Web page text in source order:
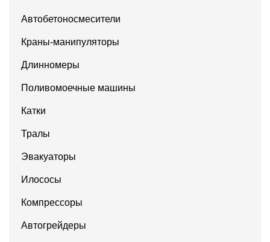
Автобетоносмесители
Краны-манипуляторы
Длинномеры
Поливомоечные машины
Катки
Тралы
Эвакуаторы
Илососы
Компрессоры
Автогрейдеры